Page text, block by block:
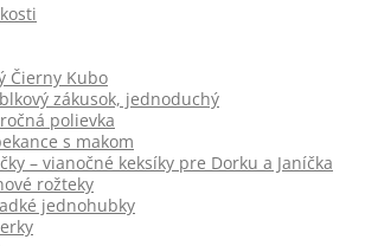
Čierny Kubo
zákusok, jednoduchý
polievka
s makom
– vianočné keksíky pre Dorku a Janíčka
rožteky
jednohubky